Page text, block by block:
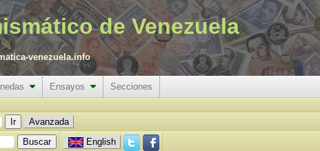
de Venezuela
venezuela.info
Ensayos
Secciones
Avanzada
English